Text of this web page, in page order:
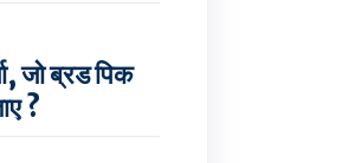
जो ब्रड पिक
?